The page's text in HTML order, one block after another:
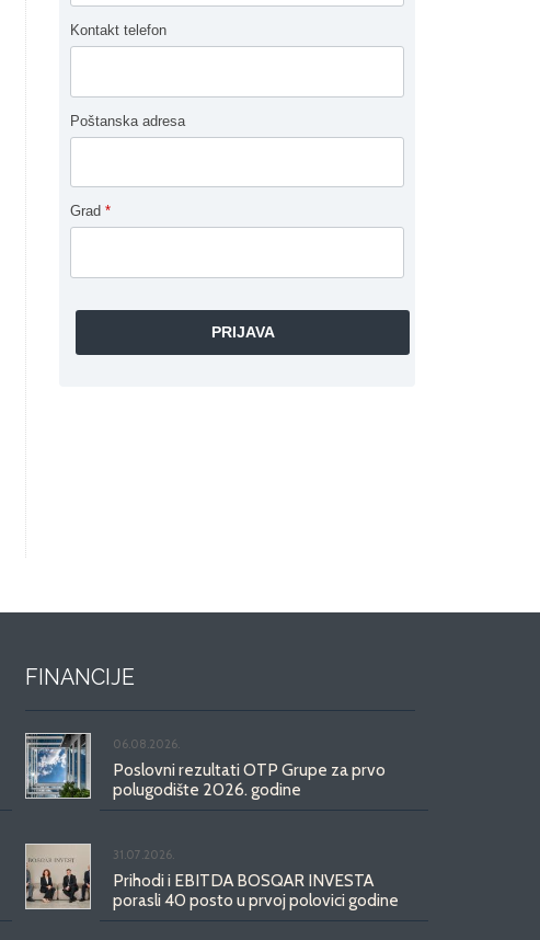
Kontakt telefon
Poštanska adresa
Grad *
FINANCIJE
06.08.2026.
Poslovni rezultati OTP Grupe za prvo
polugodište 2026. godine
31.07.2026.
Prihodi i EBITDA BOSQAR INVESTA
porasli 40 posto u prvoj polovici godine